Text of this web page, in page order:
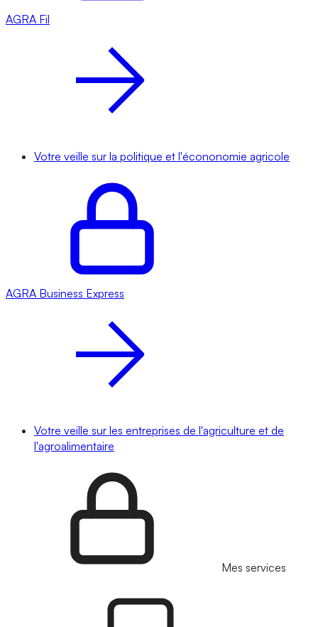
AGRA Fil
Votre veille sur la politique et l'écononomie agricole
AGRA Business Express
Votre veille sur les entreprises de l'agriculture et de
l'agroalimentaire
Mes services